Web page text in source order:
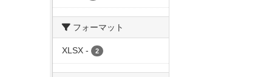
フォーマット
XLSX - 2